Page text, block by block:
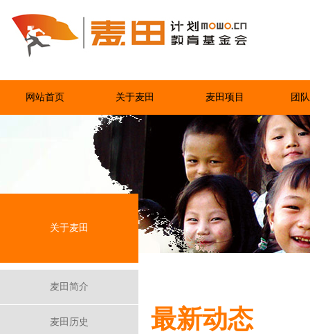
网站首页 关于麦田 麦田项目 团
关于麦田
麦田简介
麦田历史 最新动态